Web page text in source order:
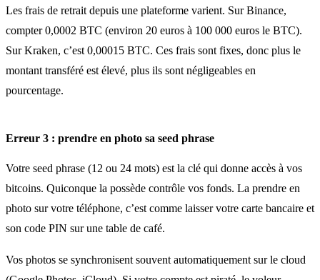
Les frais de retrait depuis une plateforme varient. Sur Binance,
compter 0,0002 BTC (environ 20 euros à 100 000 euros le BTC).
Sur Kraken, c’est 0,00015 BTC. Ces frais sont fixes, donc plus le
montant transféré est élevé, plus ils sont négligeables en
pourcentage.
Erreur 3 : prendre en photo sa seed phrase
Votre seed phrase (12 ou 24 mots) est la clé qui donne accès à vos
bitcoins. Quiconque la possède contrôle vos fonds. La prendre en
photo sur votre téléphone, c’est comme laisser votre carte bancaire et
son code PIN sur une table de café.
Vos photos se synchronisent souvent automatiquement sur le cloud